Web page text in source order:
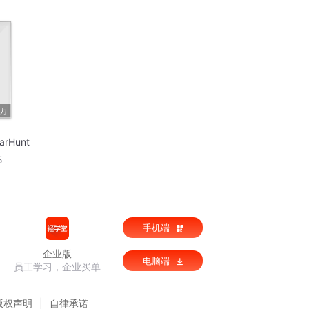
企业版
员工学习，企业买单
手机端
电脑端
权声明 自律承诺